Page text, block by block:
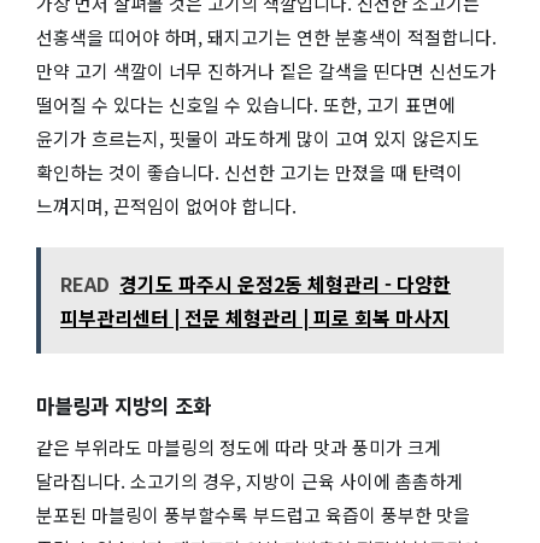
선홍색을 띠어야 하며, 돼지고기는 연한 분홍색이 적절합니다.
만약 고기 색깔이 너무 진하거나 짙은 갈색을 띤다면 신선도가
떨어질 수 있다는 신호일 수 있습니다. 또한, 고기 표면에
윤기가 흐르는지, 핏물이 과도하게 많이 고여 있지 않은지도
확인하는 것이 좋습니다. 신선한 고기는 만졌을 때 탄력이
느껴지며, 끈적임이 없어야 합니다.
READ 경기도 파주시 운정2동 체형관리 - 다양한
피부관리센터 | 전문 체형관리 | 피로 회복 마사지
마블링과 지방의 조화
같은 부위라도 마블링의 정도에 따라 맛과 풍미가 크게
달라집니다. 소고기의 경우, 지방이 근육 사이에 촘촘하게
분포된 마블링이 풍부할수록 부드럽고 육즙이 풍부한 맛을